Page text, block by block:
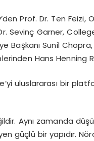
Prof. Dr. Ten Feizi,
Sevinç Garner,
Sunil Chopra,
Hans Henning
uluslararası bir
Aynı zamanda
güçlü bir yapıdır.